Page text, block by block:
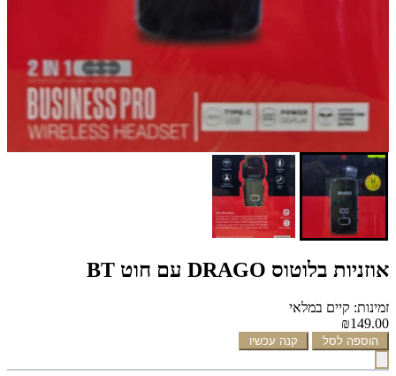
אוזניות בלוטוס DRAGO עם חוט BT
זמינות: קיים במלאי
₪149.00
הוספה לסל קנה עכשיו